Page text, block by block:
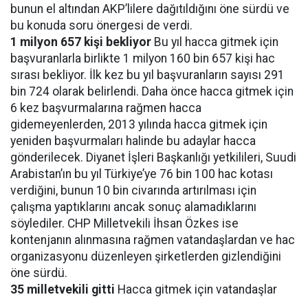
bunun el altından AKP’lilere dağıtıldığını öne sürdü ve
bu konuda soru önergesi de verdi.
1 milyon 657 kişi bekliyor Bu yıl hacca gitmek için
başvuranlarla birlikte 1 milyon 160 bin 657 kişi hac
sırası bekliyor. İlk kez bu yıl başvuranların sayısı 291
bin 724 olarak belirlendi. Daha önce hacca gitmek için
6 kez başvurmalarına rağmen hacca
gidemeyenlerden, 2013 yılında hacca gitmek için
yeniden başvurmaları halinde bu adaylar hacca
gönderilecek. Diyanet İşleri Başkanlığı yetkilileri, Suudi
Arabistan’ın bu yıl Türkiye’ye 76 bin 100 hac kotası
verdiğini, bunun 10 bin civarında artırılması için
çalışma yaptıklarını ancak sonuç alamadıklarını
söylediler. CHP Milletvekili İhsan Özkes ise
kontenjanın alınmasına rağmen vatandaşlardan ve hac
organizasyonu düzenleyen şirketlerden gizlendiğini
öne sürdü.
35 milletvekili gitti Hacca gitmek için vatandaşlar